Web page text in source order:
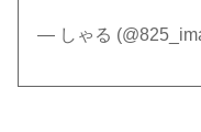
— しゃる